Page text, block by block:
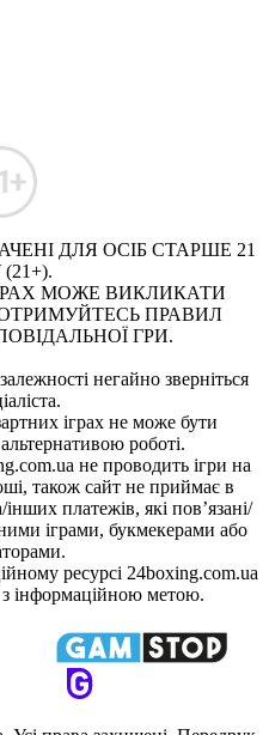
ДЛЯ ОСІБ СТАРШЕ 21
МОЖЕ ВИКЛИКАТИ
ПРАВИЛ
ГРИ.
негайно зверніться
іграх не може бути
роботі.
не проводить ігри на
також сайт не приймає в
платежів, які пов’язані/
іграми, букмекерами або
ресурсі 24boxing.com.ua
інформаційною метою.